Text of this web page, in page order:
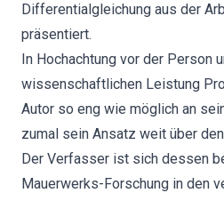
Differentialgleichung aus der
präsentiert.
In Hochachtung vor der Person
wissenschaftlichen Leistung
Autor so eng wie möglich an
zumal sein Ansatz weit über
Der Verfasser ist sich dessen
Mauerwerks-Forschung in den